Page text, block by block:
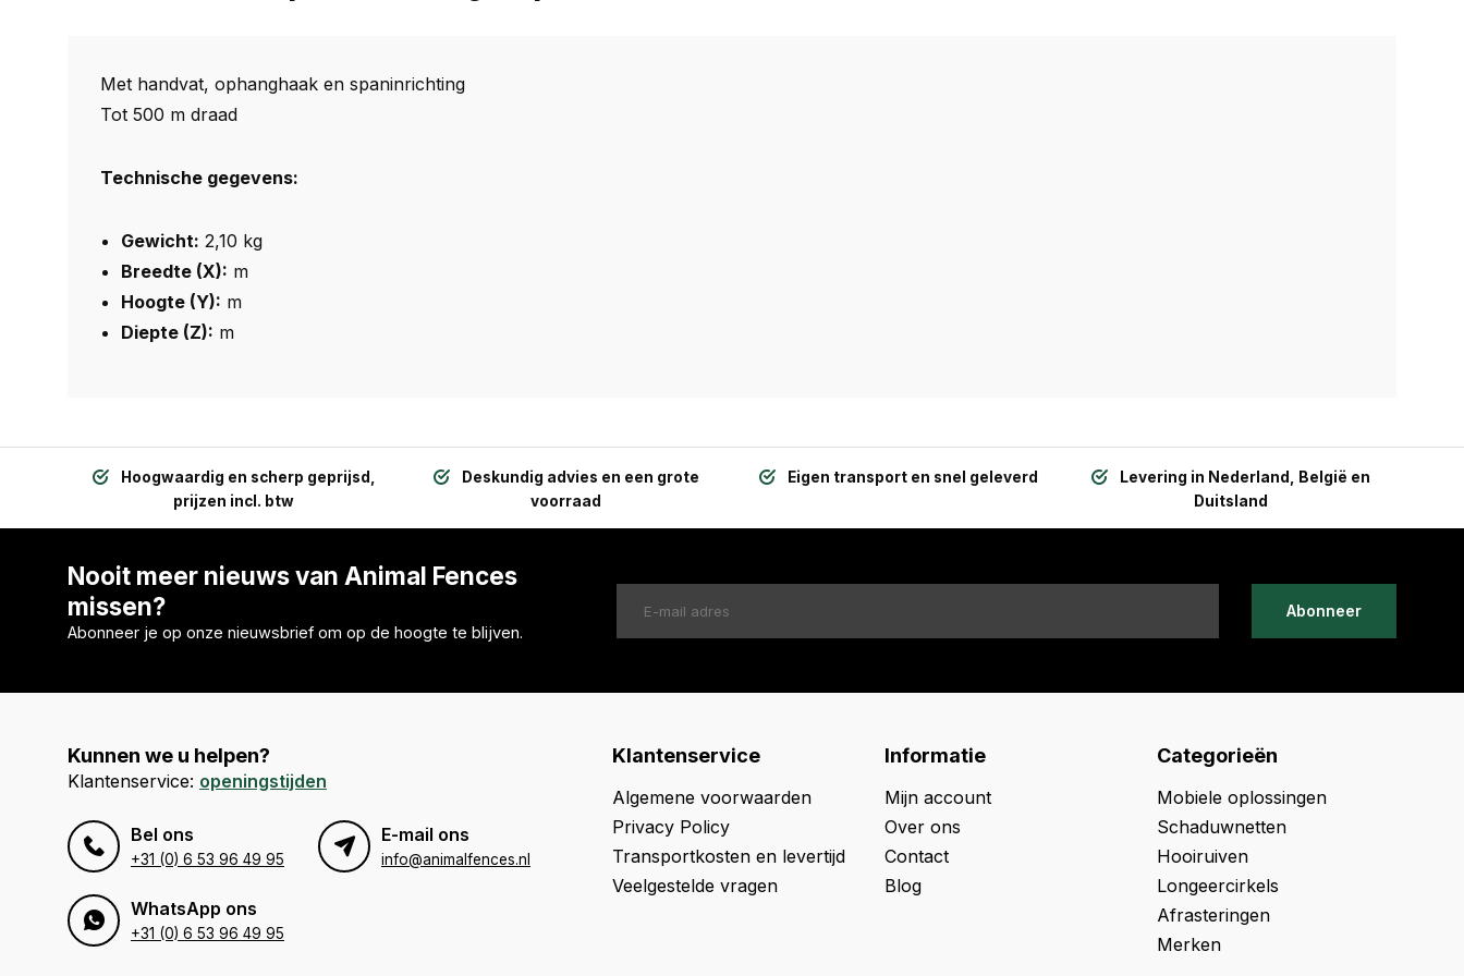
Met handvat, ophanghaak en spaninrichting
Tot 500 m draad
Technische gegevens:
Gewicht: 2,10 kg
Breedte (X): m
Hoogte (Y): m
Diepte (Z): m
Hoogwaardig en scherp geprijsd,
prijzen incl. btw
Deskundig advies en een grote
voorraad
Eigen transport en snel geleverd
Levering in Nederland, België en
Duitsland
Nooit meer nieuws van Animal Fences
missen?
Abonneer je op onze nieuwsbrief om op de hoogte te blijven.
Abonneer
Kunnen we u helpen?
Klantenservice: openingstijden
Bel ons
+31 (0) 6 53 96 49 95
E-mail ons
info@animalfences.nl
WhatsApp ons
+31 (0) 6 53 96 49 95
Klantenservice
Algemene voorwaarden
Privacy Policy
Transportkosten en levertijd
Veelgestelde vragen
Informatie
Mijn account
Over ons
Contact
Blog
Categorieën
Mobiele oplossingen
Schaduwnetten
Hooiruiven
Longeercirkels
Afrasteringen
Merken